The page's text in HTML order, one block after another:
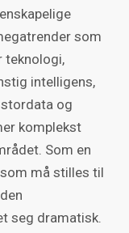
som
teknologi,
intelligens,
og
komplekst
Som en
må stilles til
seg dramatisk.